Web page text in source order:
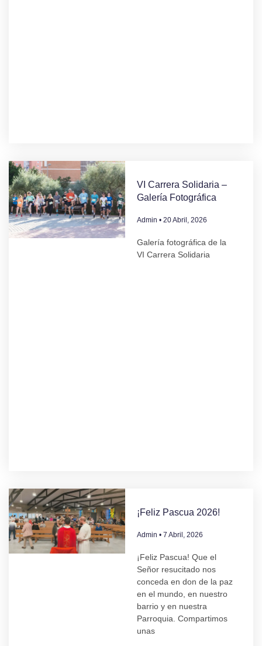
VI Carrera Solidaria –
Galería Fotográfica
Admin 20 Abril, 2026
Galería fotográfica de la
VI Carrera Solidaria
¡Feliz Pascua 2026!
Admin 7 Abril, 2026
¡Feliz Pascua! Que el
Señor resucitado nos
conceda en don de la paz
en el mundo, en nuestro
barrio y en nuestra
Parroquia. Compartimos
unas